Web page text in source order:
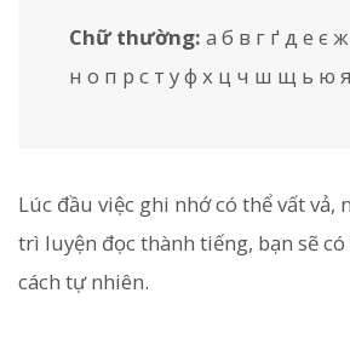
Chữ thường: а б в г ґ д е є
н о п р с т у ф х ц ч ш щ ь ю я
Lúc đầu việc ghi nhớ có thể vất vả,
trì luyện đọc thành tiếng, bạn sẽ
cách tự nhiên.